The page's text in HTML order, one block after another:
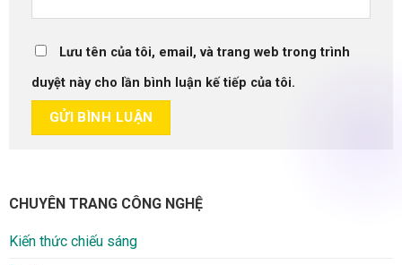
Lưu tên của tôi, email, và trang web trong trình
duyệt này cho lần bình luận kế tiếp của tôi.
CHUYÊN TRANG CÔNG NGHỆ
Kiến thức chiếu sáng